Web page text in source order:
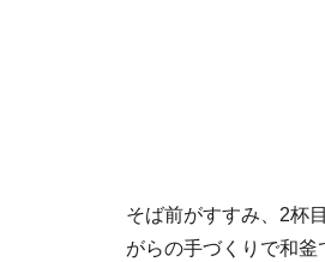
そば前がすすみ、2杯
がらの手づくりで和